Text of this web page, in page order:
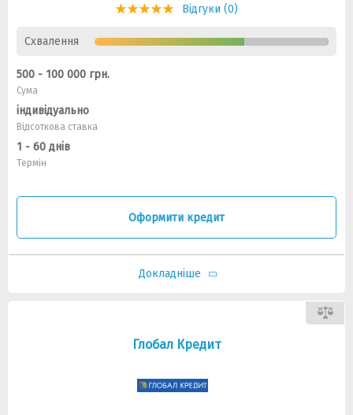
Відгуки (0)
Схвалення
500 - 100 000 грн.
Сума
індивідуально
Відсоткова ставка
1 - 60 днів
Термін
Оформити кредит
Докладніше
Глобал Кредит